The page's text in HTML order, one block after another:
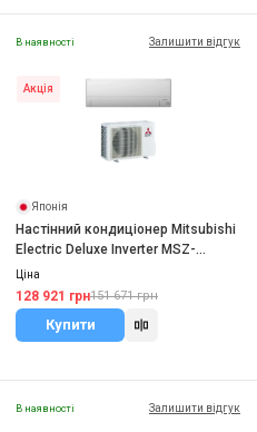
В наявності Залишити відгук
Акція
Японія
Настінний кондиціонер Mitsubishi
Electric Deluxe Inverter MSZ-
FT50VGK/MUZ-FT50VGHZ
Ціна
128 921 грн151 671 грн
Купити
В наявності Залишити відгук